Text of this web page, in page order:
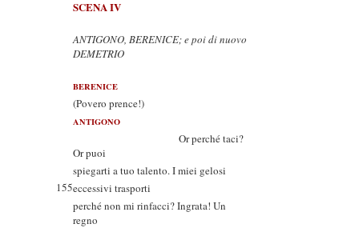
SCENA IV
ANTIGONO, BERENICE; e poi di nuovo
DEMETRIO
BERENICE
(Povero prence!)
ANTIGONO
Or perché taci?
Or puoi
spiegarti a tuo talento. I miei gelosi
155eccessivi trasporti
perché non mi rinfacci? Ingrata! Un
regno